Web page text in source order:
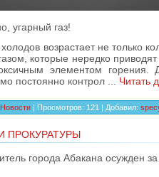
угарный газ!
возрастает не только
которые нередко
элементом горения.
постоянно контрол
Читать
Новости | Просмотров: 121 | Добавил:
ПРОКУРАТУРЫ
города Абакана осужден